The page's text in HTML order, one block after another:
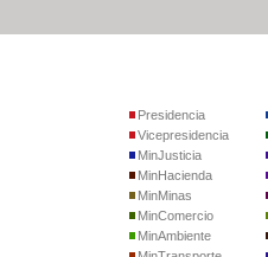
Presidencia
Vicepresidencia
MinJusticia
MinHacienda
MinMinas
MinComercio
MinAmbiente